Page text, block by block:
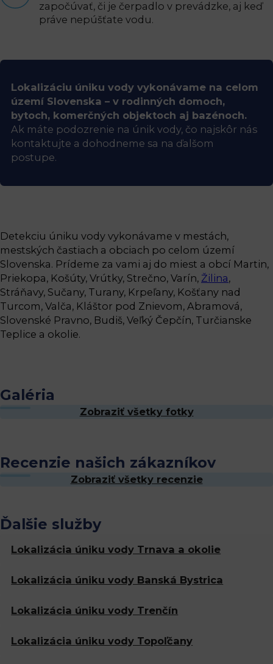
započúvať, či je čerpadlo v prevádzke, aj keď
práve nepúšťate vodu.
Lokalizáciu úniku vody vykonávame na celom
území Slovenska – v rodinných domoch,
bytoch, komerčných objektoch aj bazénoch.
Ak máte podozrenie na únik vody, čo najskôr nás
kontaktujte a dohodneme sa na ďalšom
postupe.
Detekciu úniku vody vykonávame v mestách,
mestských častiach a obciach po celom území
Slovenska. Prídeme za vami aj do miest a obcí Martin,
Priekopa, Košúty, Vrútky, Strečno, Varín, Žilina,
Stráňavy, Sučany, Turany, Krpeľany, Košťany nad
Turcom, Valča, Kláštor pod Znievom, Abramová,
Slovenské Pravno, Budiš, Veľký Čepčín, Turčianske
Teplice a okolie.
Galéria
Zobraziť všetky fotky
Recenzie našich zákazníkov
Zobraziť všetky recenzie
Ďalšie služby
Lokalizácia úniku vody Trnava a okolie
Lokalizácia úniku vody Banská Bystrica
Lokalizácia úniku vody Trenčín
Lokalizácia úniku vody Topoľčany